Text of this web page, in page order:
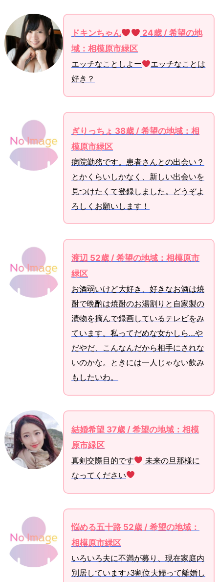
ドキンちゃん
24歳 / 希望の地
域：相模原市緑区
エッチなことしよー
エッチなことは
好き？
ぎりっちょ 38歳 / 希望の地域：相
模原市緑区
病院勤務です。患者さんとの出会い？
とかくらいしかなく、新しい出会いを
見つけたくて登録しました。どうぞよ
ろしくお願いします！
渡辺 52歳 / 希望の地域：相模原市
緑区
お酒弱いけど大好き、好きなお酒は焼
酎で晩酌は焼酎のお湯割りと自家製の
漬物を摘んで録画しているテレビをみ
ています。私ってだめな女かしら…や
だやだ、こんなんだから相手にされな
いのかな。ときには一人じゃない飲み
もしたいわ。
結婚希望 37歳 / 希望の地域：相模
原市緑区
真剣交際目的です
未来の旦那様に
なってください
悩める五十路 52歳 / 希望の地域：
相模原市緑区
いろいろ夫に不満が募り、現在家庭内
別居しています♪3割位夫婦って離婚し